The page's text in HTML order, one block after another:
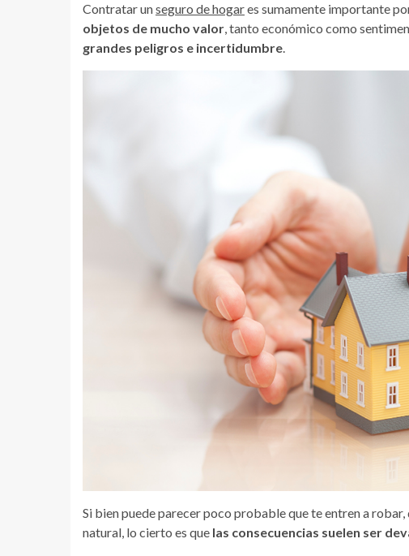
Contratar unseguro de hogares sumamente importante
objetos de mucho valor, tanto económico como
grandes peligros e incertidumbre.
Si bien puede parecer poco probable que te entren a
natural, lo cierto es que las consecuencias suelen ser